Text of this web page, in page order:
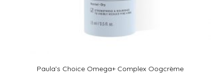
Paula’s Choice Omega+ Complex Oogcrème